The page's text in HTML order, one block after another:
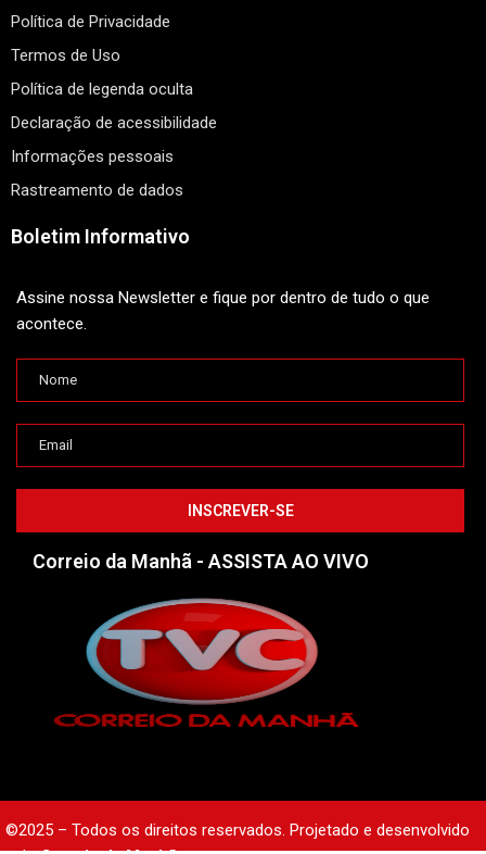
Política de Privacidade
Termos de Uso
Política de legenda oculta
Declaração de acessibilidade
Informações pessoais
Rastreamento de dados
Boletim Informativo
Assine nossa Newsletter e fique por dentro de tudo o que
acontece.
Correio da Manhã - ASSISTA AO VIVO
©2025 – Todos os direitos reservados. Projetado e desenvolvido